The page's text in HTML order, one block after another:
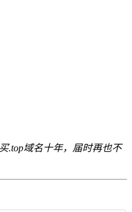
.top域名十年，届时再也不